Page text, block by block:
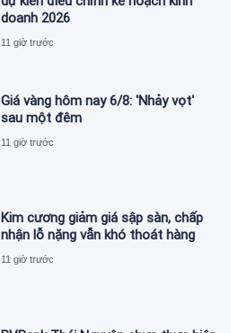
doanh 2026
11 giờ trước
Giá vàng hôm nay 6/8: 'Nhảy vọt'
sau một đêm
11 giờ trước
Kim cương giảm giá sập sàn, chấp
nhận lỗ nặng vẫn khó thoát hàng
11 giờ trước